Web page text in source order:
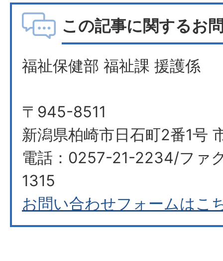
この記事に関するお
福祉保健部 福祉課 援護係
〒945-8511
新潟県柏崎市日石町2番1号
電話：0257-21-2234/ファ
1315
お問い合わせフォームはこ